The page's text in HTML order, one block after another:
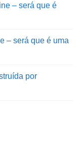
– será que é
– será que é uma
por